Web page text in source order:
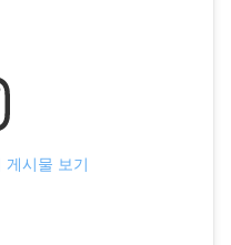
시물 보기